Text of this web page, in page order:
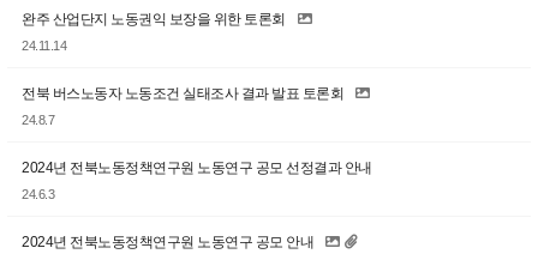
완주 산업단지 노동권익 보장을 위한 토론회
24.11.14
전북 버스노동자 노동조건 실태조사 결과 발표 토론회
24.8.7
2024년 전북노동정책연구원 노동연구 공모 선정결과 안내
24.6.3
2024년 전북노동정책연구원 노동연구 공모 안내